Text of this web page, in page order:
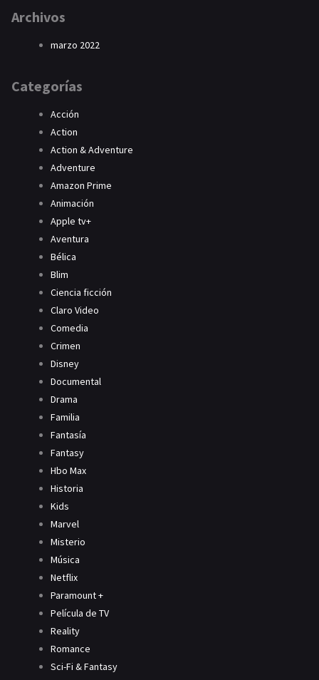
Archivos
marzo 2022
Categorías
Acción
Action
Action & Adventure
Adventure
Amazon Prime
Animación
Apple tv+
Aventura
Bélica
Blim
Ciencia ficción
Claro Video
Comedia
Crimen
Disney
Documental
Drama
Familia
Fantasía
Fantasy
Hbo Max
Historia
Kids
Marvel
Misterio
Música
Netflix
Paramount +
Película de TV
Reality
Romance
Sci-Fi & Fantasy